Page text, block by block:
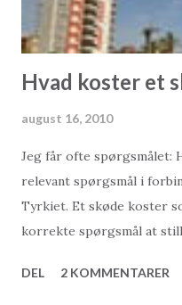
Hvad koster et
august 16, 2010
Jeg får ofte spørgsmålet:
relevant spørgsmål i
Tyrkiet. Et skøde koster
korrekte spørgsmål at
lidt på dem. Først og
DEL 2 KOMMENTARER